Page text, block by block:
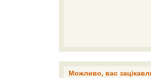
Можливо, вас